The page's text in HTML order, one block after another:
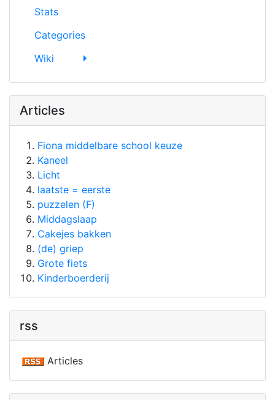
Stats
Categories
Wiki
Articles
Fiona middelbare school keuze
Kaneel
Licht
laatste = eerste
puzzelen (F)
Middagslaap
Cakejes bakken
(de) griep
Grote fiets
Kinderboerderij
rss
Articles